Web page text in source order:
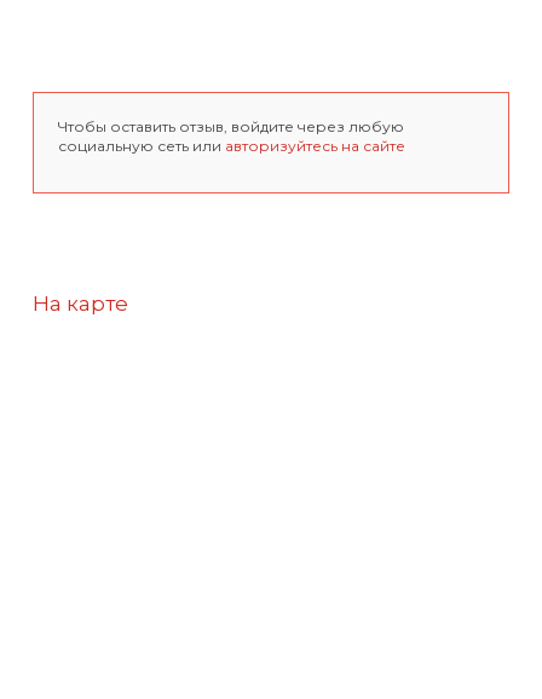
Чтобы оставить отзыв, войдите через любую
социальную сеть или авторизуйтесь на сайте
На карте